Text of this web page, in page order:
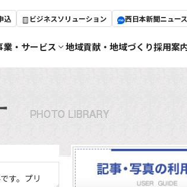
込 ビジネスソリューション 西日本新聞ニュー
業・サービス 地域貢献・地域づくり採用案
す。プリ